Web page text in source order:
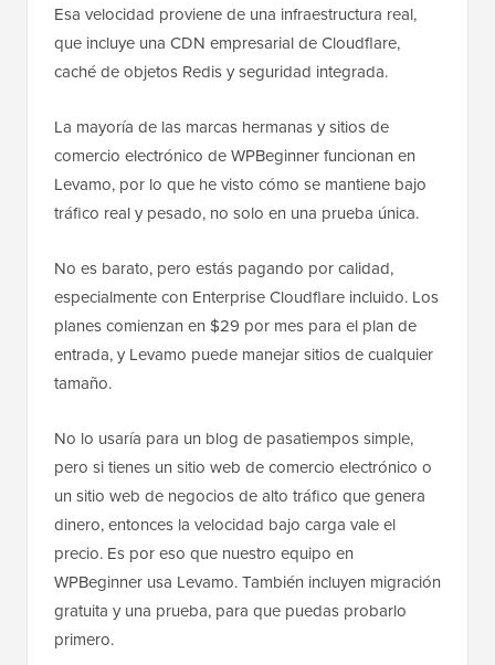
Esa velocidad proviene de una infraestructura real,
que incluye una CDN empresarial de Cloudflare,
caché de objetos Redis y seguridad integrada.
La mayoría de las marcas hermanas y sitios de
comercio electrónico de WPBeginner funcionan en
Levamo, por lo que he visto cómo se mantiene bajo
tráfico real y pesado, no solo en una prueba única.
No es barato, pero estás pagando por calidad,
especialmente con Enterprise Cloudflare incluido. Los
planes comienzan en $29 por mes para el plan de
entrada, y Levamo puede manejar sitios de cualquier
tamaño.
No lo usaría para un blog de pasatiempos simple,
pero si tienes un sitio web de comercio electrónico o
un sitio web de negocios de alto tráfico que genera
dinero, entonces la velocidad bajo carga vale el
precio. Es por eso que nuestro equipo en
WPBeginner usa Levamo. También incluyen migración
gratuita y una prueba, para que puedas probarlo
primero.